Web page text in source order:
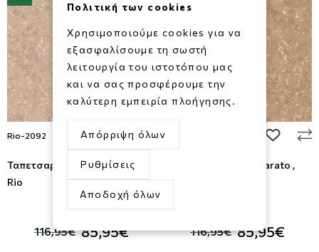
Rio-2092 add to wishlist
Ταπετσαρία Τοίχου Parato ,
Rio
116,95€ 85,95€
-27%
Rio-2093 add to
Ταπετσαρία Τοίχου Parato ,
Rio
116,95€ 85,95€
Πολιτική των cookies
Χρησιμοποιούμε cookies για να
εξασφαλίσουμε τη σωστή
λειτουργία του ιστοτόπου μας
και να σας προσφέρουμε την
καλύτερη εμπειρία πλοήγησης.
Απόρριψη όλων
Ρυθμίσεις
Αποδοχή όλων